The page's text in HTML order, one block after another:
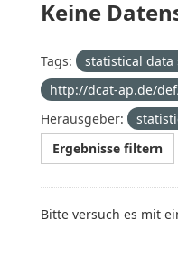
Keine
Tags: statistical data
http://dcat-ap.de/
Herausgeber:
Ergebnisse filtern
Bitte versuch es mit